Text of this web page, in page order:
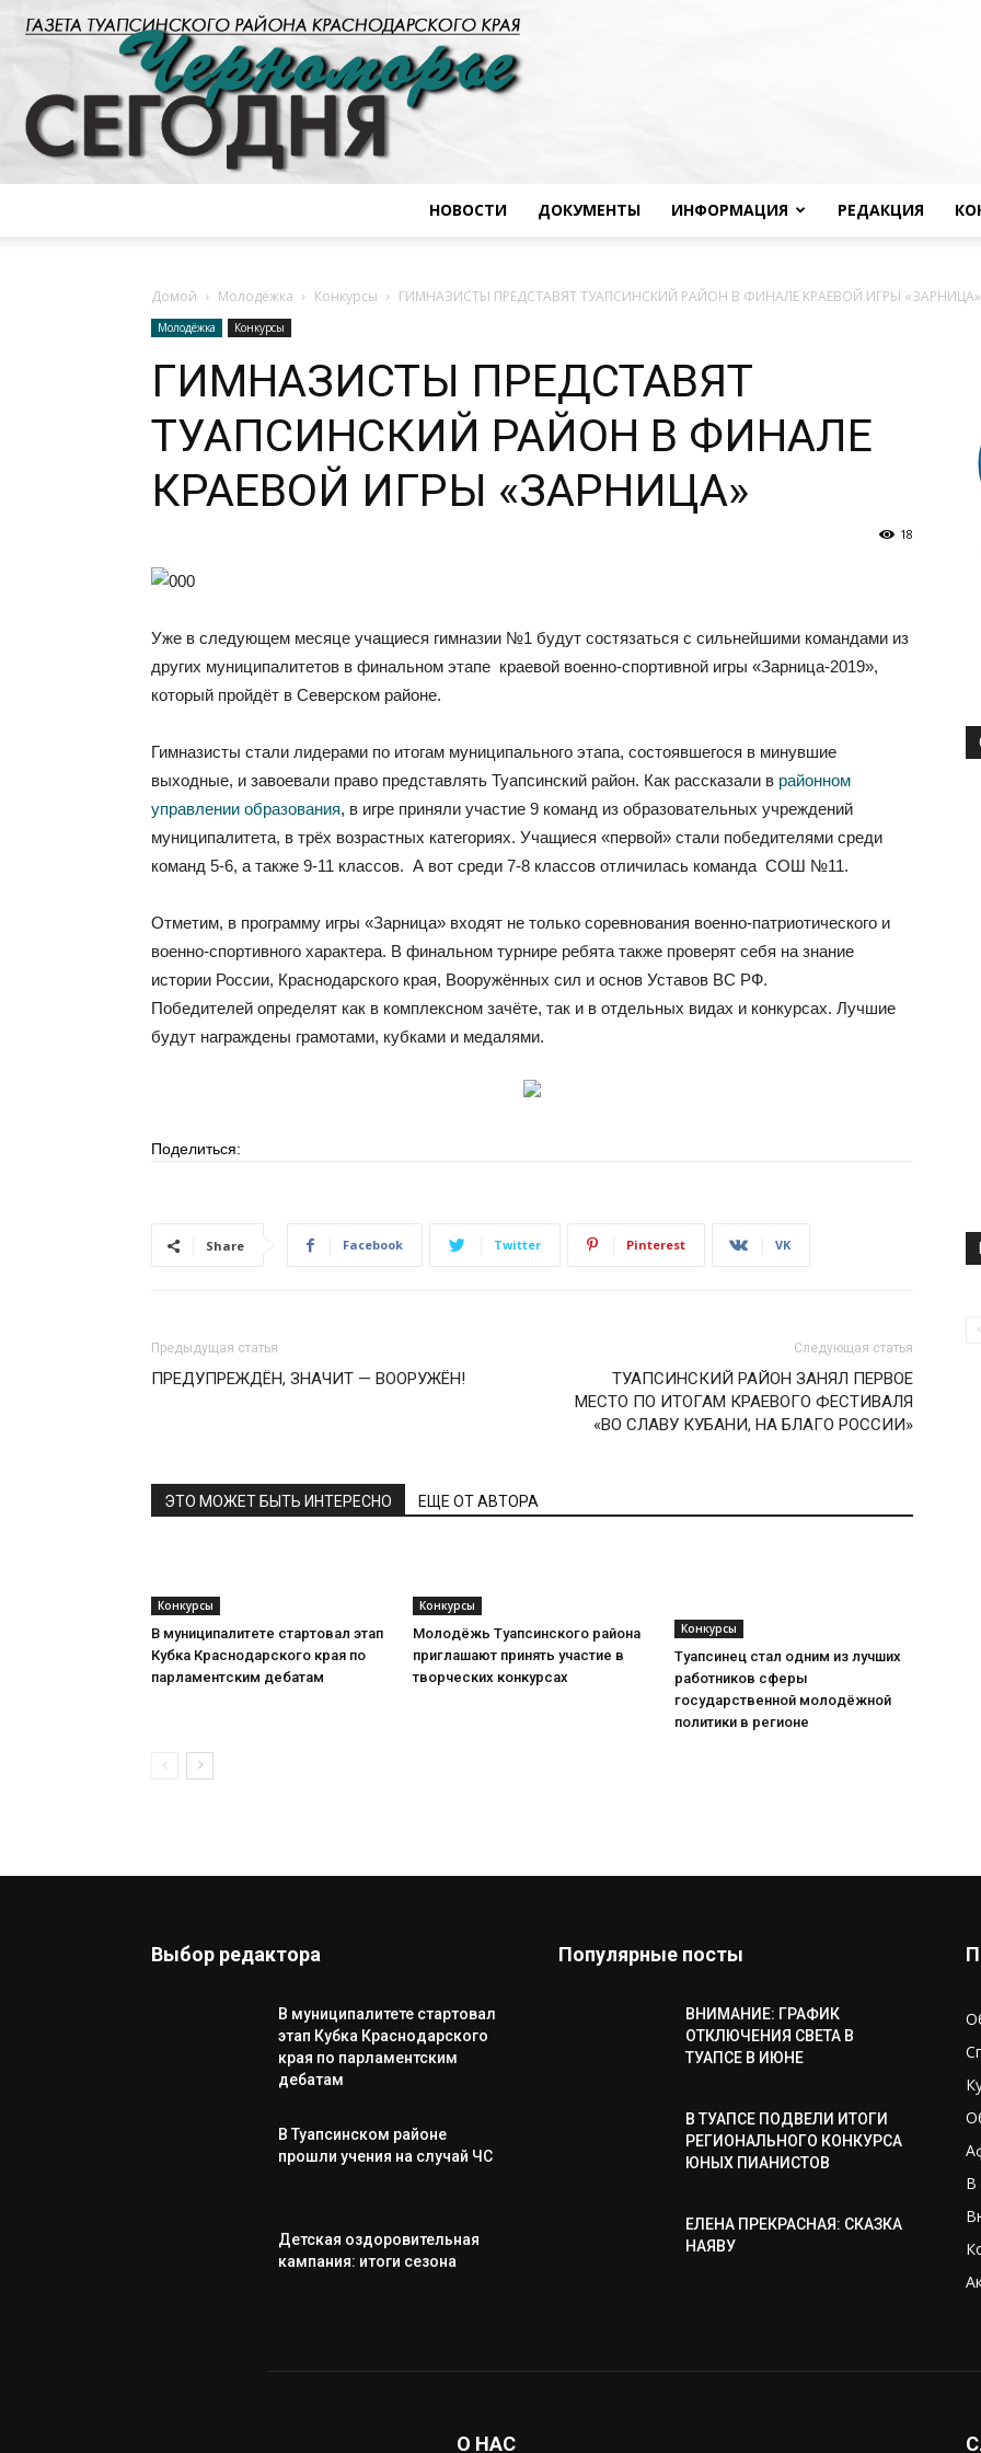
сегодня
НОВОСТИ ДОКУМЕНТЫ ИНФОРМАЦИЯ РЕДАКЦИЯ
Домой Молодёжка Конкурсы ГИМНАЗИСТЫ ПРЕДСТАВЯТ ТУАПСИНСКИЙ РАЙОН В ФИНАЛЕ КРАЕВОЙ ИГРЫ «ЗАРНИЦА»
Молодёжка Конкурсы
ГИМНАЗИСТЫ ПРЕДСТАВЯТ
ТУАПСИНСКИЙ РАЙОН В ФИНАЛЕ
КРАЕВОЙ ИГРЫ «ЗАРНИЦА»
18
Уже в следующем месяце учащиеся гимназии №1 будут состязаться с сильнейшими командами из
других муниципалитетов в финальном этапе краевой военно-спортивной игры «Зарница-2019»,
который пройдёт в Северском районе.
Гимназисты стали лидерами по итогам муниципального этапа, состоявшегося в минувшие
выходные, и завоевали право представлять Туапсинский район. Как рассказали в районном
управлении образования, в игре приняли участие 9 команд из образовательных учреждений
муниципалитета, в трёх возрастных категориях. Учащиеся «первой» стали победителями среди
команд 5-6, а также 9-11 классов. А вот среди 7-8 классов отличилась команда СОШ №11.
Отметим, в программу игры «Зарница» входят не только соревнования военно-патриотического и
военно-спортивного характера. В финальном турнире ребята также проверят себя на знание
истории России, Краснодарского края, Вооружённых сил и основ Уставов ВС РФ.
Победителей определят как в комплексном зачёте, так и в отдельных видах и конкурсах. Лучшие
будут награждены грамотами, кубками и медалями.
Поделиться:
Share Facebook Twitter Pinterest VK
Предыдущая статья
ПРЕДУПРЕЖДЁН, ЗНАЧИТ — ВООРУЖЁН!
Следующая статья
ТУАПСИНСКИЙ РАЙОН ЗАНЯЛ ПЕРВОЕ
МЕСТО ПО ИТОГАМ КРАЕВОГО ФЕСТИВАЛЯ
«ВО СЛАВУ КУБАНИ, НА БЛАГО РОССИИ»
ЭТО МОЖЕТ БЫТЬ ИНТЕРЕСНО ЕЩЕ ОТ АВТОРА
Конкурсы
В муниципалитете стартовал этап
Кубка Краснодарского края по
парламентским дебатам
Конкурсы
Молодёжь Туапсинского района
приглашают принять участие в
творческих конкурсах
Конкурсы
Туапсинец стал одним из лучших
работников сферы
государственной молодёжной
политики в регионе
Выбор редактора
В муниципалитете стартовал
этап Кубка Краснодарского
края по парламентским
дебатам
В Туапсинском районе
прошли учения на случай ЧС
Детская оздоровительная
кампания: итоги сезона
Популярные посты
ВНИМАНИЕ: ГРАФИК
ОТКЛЮЧЕНИЯ СВЕТА В
ТУАПСЕ В ИЮНЕ
В ТУАПСЕ ПОДВЕЛИ ИТОГИ
РЕГИОНАЛЬНОГО КОНКУРСА
ЮНЫХ ПИАНИСТОВ
ЕЛЕНА ПРЕКРАСНАЯ: СКАЗКА
НАЯВУ
В
О НАС